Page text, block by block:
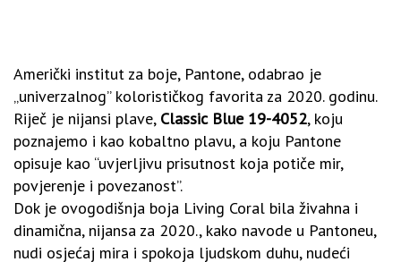
Američki institut za boje, Pantone, odabrao je
„univerzalnog” kolorističkog favorita za 2020. godinu.
Riječ je nijansi plave, Classic Blue 19-4052, koju
poznajemo i kao kobaltno plavu, a koju Pantone
opisuje kao “uvjerljivu prisutnost koja potiče mir,
povjerenje i povezanost”.
Dok je ovogodišnja boja Living Coral bila živahna i
dinamična, nijansa za 2020., kako navode u Pantoneu,
nudi osjećaj mira i spokoja ljudskom duhu, nudeći